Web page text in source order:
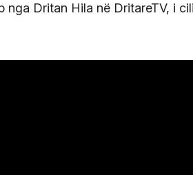
Dritan Hila në DritareTV, i